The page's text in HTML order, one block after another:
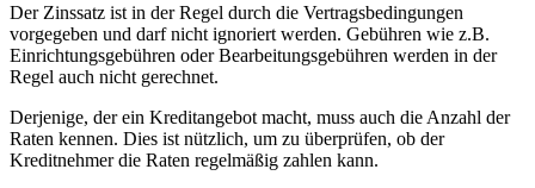
Der Zinssatz ist in der Regel durch die Vertragsbedingungen
vorgegeben und darf nicht ⁤ignoriert werden.‌ Gebühren wie⁢ z.B.
‌Einrichtungsgebühren oder Bearbeitungsgebühren ​werden​ in ‍der
Regel ​auch nicht gerechnet.
Derjenige, der ein Kreditangebot‌ macht, muss ‍auch die ⁤Anzahl der
Raten kennen. ‍Dies⁣ ist nützlich, ⁤um zu überprüfen, ob der
Kreditnehmer die‍ Raten ‌regelmäßig zahlen kann.